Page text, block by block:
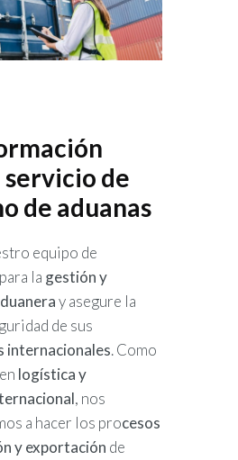
de
de aduanas
equipo de
la gestión y
y asegure la
de sus
internacionales. Como
logística y
, nos
a hacer los procesos
y exportación de